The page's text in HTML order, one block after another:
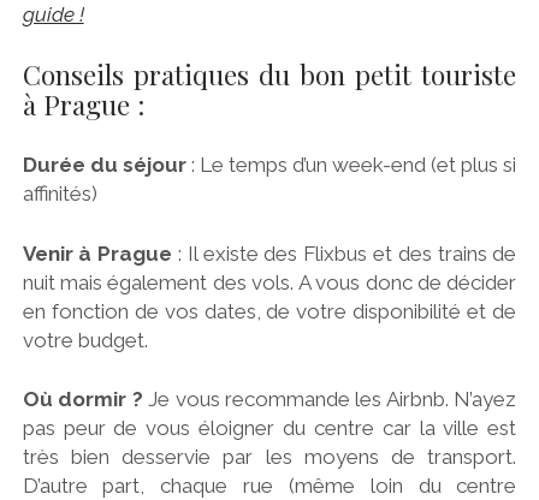
guide !
Conseils pratiques du bon petit touriste
à Prague :
Durée du séjour: Le temps d’un week-end (et plus si
affinités)
Venir à Prague: Il existe des Flixbus et des trains de
nuit mais également des vols. A vous donc de décider
en fonction de vos dates, de votre disponibilité et de
votre budget.
Où dormir ? Je vous recommande les Airbnb. N’ayez
pas peur de vous éloigner du centre car la ville est
très bien desservie par les moyens de transport.
D’autre part, chaque rue (même loin du centre